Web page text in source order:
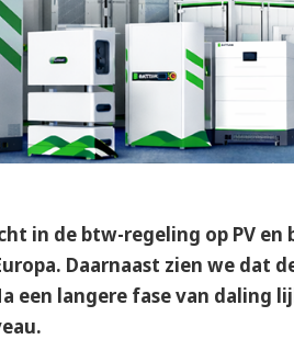
in de btw-regeling op PV
Daarnaast zien we dat
een langere fase van daling